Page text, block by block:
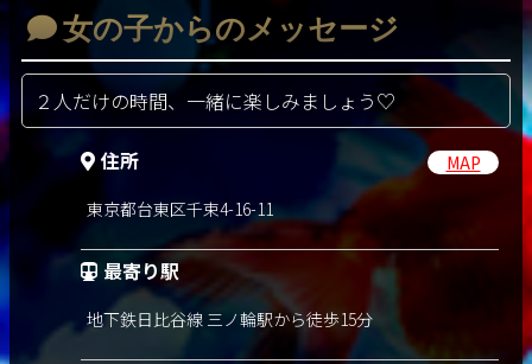
女の子からのメッセージ
２人だけの時間、一緒に楽しみましょう♡
住所
東京都台東区千束4-16-11
MAP
最寄り駅
地下鉄日比谷線 三ノ輪駅から徒歩15分